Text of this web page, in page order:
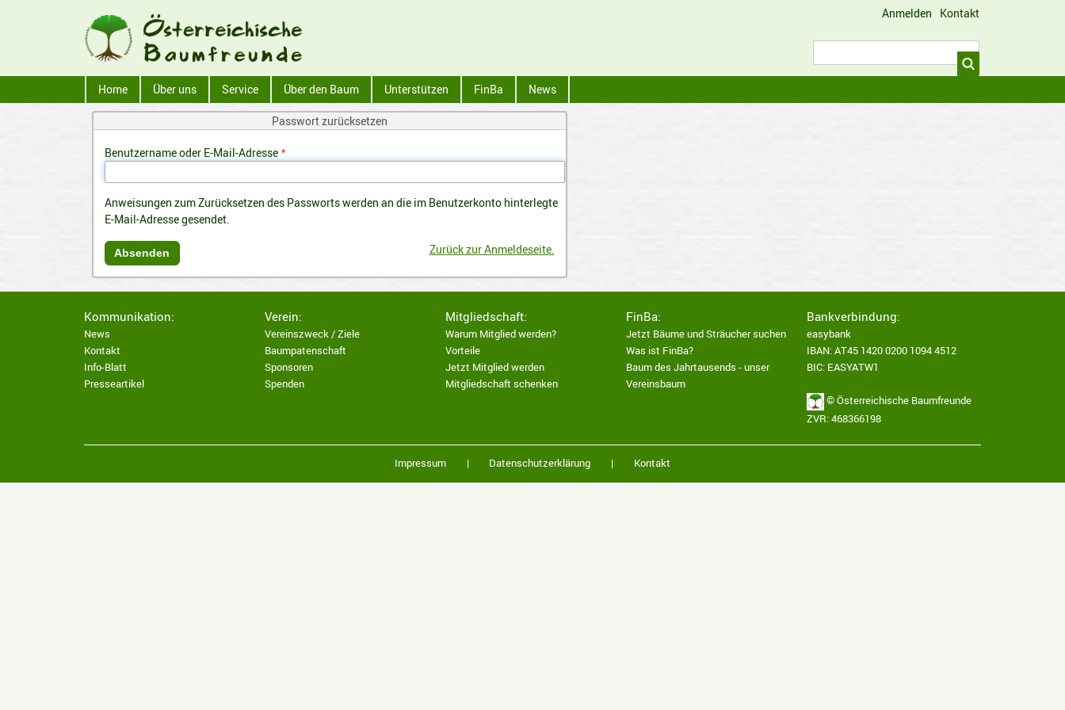
Benutzermenü
Anmelden Kontakt
Home Über uns Service Über den Baum Unterstützen FinBa News
Passwort zurücksetzen
Benutzername oder E-Mail-Adresse
Anweisungen zum Zurücksetzen des Passworts werden an die im Benutzerkonto hinterlegte
E-Mail-Adresse gesendet.
Zurück zur Anmeldeseite.
Kommunikation:
News
Kontakt
Info-Blatt
Presseartikel
Verein:
Vereinszweck / Ziele
Baumpatenschaft
Sponsoren
Spenden
Mitgliedschaft:
Warum Mitglied werden?
Vorteile
Jetzt Mitglied werden
Mitgliedschaft schenken
FinBa:
Jetzt Bäume und Sträucher suchen
Was ist FinBa?
Baum des Jahrtausends - unser
Vereinsbaum
Bankverbindung:
easybank
IBAN: AT45 1420 0200 1094 4512
BIC: EASYATW1
© Österreichische Baumfreunde
ZVR: 468366198
Impressum | Datenschutzerklärung | Kontakt